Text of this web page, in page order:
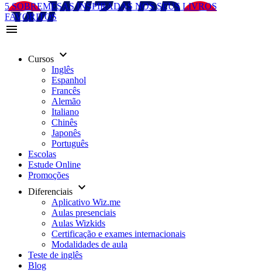
5 SOBREMESAS INSPIRADAS NOS SEUS LIVROS
FAVORITOS
menu
Cursos keyboard_arrow_down
Inglês
Espanhol
Francês
Alemão
Italiano
Chinês
Japonês
Português
Escolas
Estude Online
Promoções
Diferenciais keyboard_arrow_down
Aplicativo Wiz.me
Aulas presenciais
Aulas Wizkids
Certificação e exames internacionais
Modalidades de aula
Teste de inglês
Blog